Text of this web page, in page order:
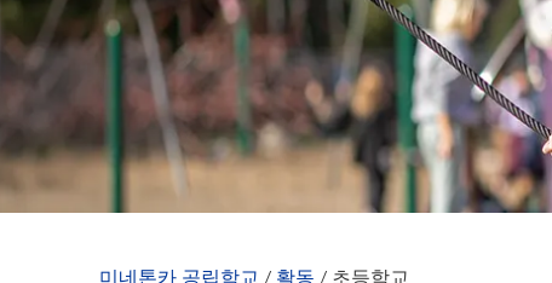
올베우스(OLWEUS) 학교 폭력 예
방
톤카 온라인
초등학교
지역 합창단
톤카 과외
청소년 역량 강화
청소년 여가 활동
사명, 신념 및 비전
학부모 및 학생 안내서
자랑스러운 점
직원 명단
미네톤카 공립학교 / 활동 / 초등학교